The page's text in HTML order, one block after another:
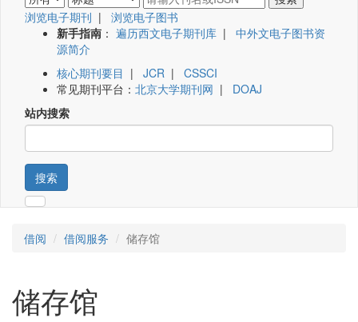
浏览电子期刊 | 浏览电子图书
新手指南 ： 遍历西文电子期刊库 | 中外文电子图书资
源简介
核心期刊要目 | JCR | CSSCI
常见期刊平台： 北京大学期刊网 | DOAJ
站内搜索
搜索
借阅 借阅服务 储存馆
储存馆